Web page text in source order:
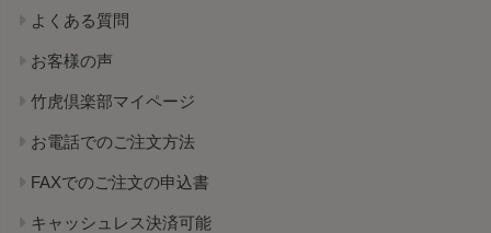
よくある質問
お客様の声
竹虎倶楽部マイページ
お電話でのご注文方法
FAXでのご注文の申込書
キャッシュレス決済可能